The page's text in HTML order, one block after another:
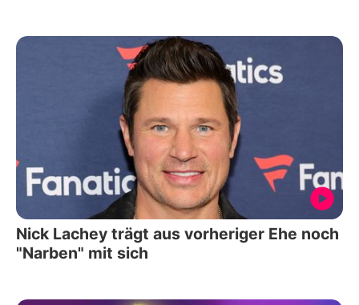
Nick Lachey trägt aus vorheriger Ehe noch
"Narben" mit sich